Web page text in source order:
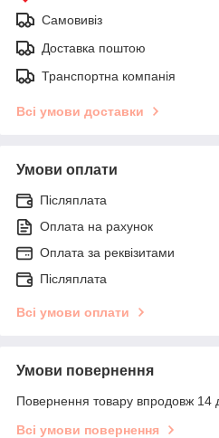
Самовивіз
Доставка поштою
Транспортна компанія
Всі умови доставки
Умови оплати
Післяплата
Оплата на рахунок
Оплата за реквізитами
Післяплата
Всі умови оплати
Умови повернення
Повернення товару впродовж 14
Всі умови повернення